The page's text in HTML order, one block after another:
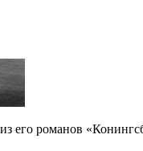
его романов